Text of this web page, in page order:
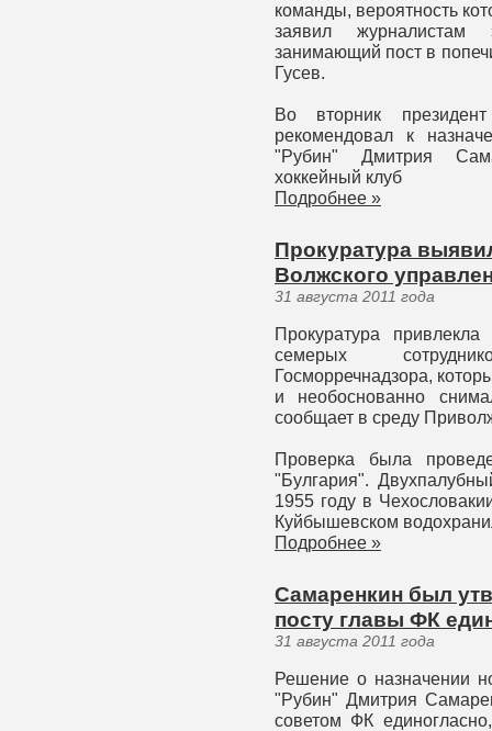
команды, вероятность
заявил журналистам
занимающий пост в
Гусев.
Во вторник
рекомендовал к
"Рубин" Дмитрия
хоккейный клуб
Подробнее »
Прокуратура
Волжского
31 августа 2011 года
Прокуратура привлекла
семерых
Госморречнадзора,
и необоснованно
сообщает в среду
Проверка была
"Булгария".
1955 году в
Куйбышевском
Подробнее »
Самаренкин был
посту главы ФК
31 августа 2011 года
Решение о назначении
"Рубин" Дмитрия
советом ФК